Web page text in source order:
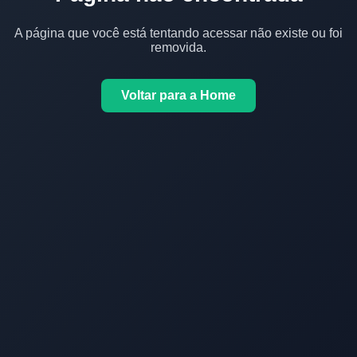
A página que você está tentando acessar não existe ou foi
removida.
Voltar para a Home